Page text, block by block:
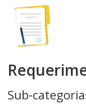
Sub-